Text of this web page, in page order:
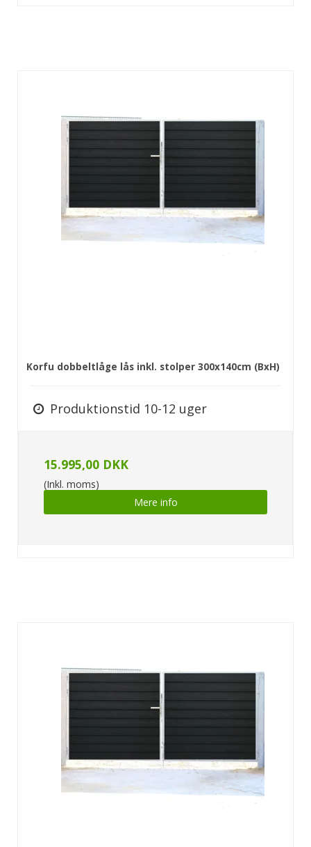
Korfu dobbeltlåge lås inkl. stolper 300x140cm (BxH)
Produktionstid 10-12 uger
15.995,00 DKK
(Inkl. moms)
Mere info